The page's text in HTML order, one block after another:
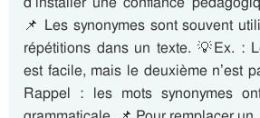
📌 Les synonymes sont souvent
répétitions dans un texte. 💡Ex. :
est facile, mais le deuxième n’est
Rappel : les mots synonymes